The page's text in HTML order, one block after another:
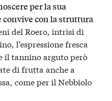
per la sua
convive con la struttura
del Roero, intrisi di
l’espressione fresca
il tannino arguto però
di frutta anche a
come per il Nebbiolo